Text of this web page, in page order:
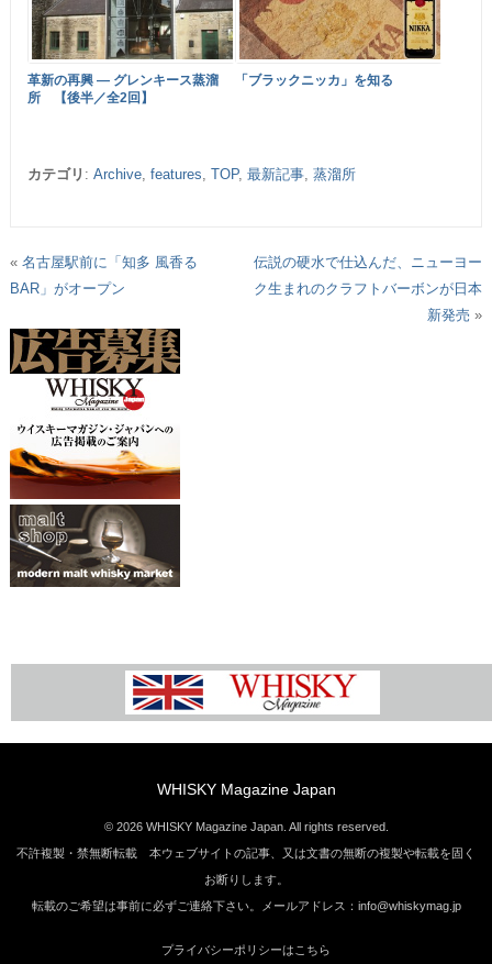
革新の再興 ― グレンキース蒸溜
所 【後半／全2回】
「ブラックニッカ」を知る
カテゴリ : Archive, features TOP, 最新記事, 蒸溜所
« 名古屋駅前に「知多 風香る
BAR」がオープン
伝説の硬水で仕込んだ、ニューヨー
ク生まれのクラフトバーボンが日本
新発売 »
WHISKY Magazine Japan
© 2026 WHISKY Magazine Japan. All rights reserved.
不許複製・禁無断転載 本ウェブサイトの記事、又は文書の無断の複製や転載を固く
お断りします。
転載のご希望は事前に必ずご連絡下さい。メールアドレス：info@whiskymag.jp
プライバシーポリシーはこちら